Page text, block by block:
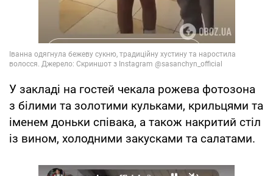
У закладі на гостей чекала рожева фотозона
з білими та золотими кульками, крильцями та
іменем доньки співака, а також накритий стіл
із вином, холодними закусками та салатами.